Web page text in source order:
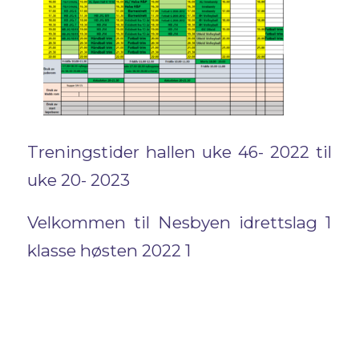
Treningstider hallen uke 46- 2022 til
uke 20- 2023
Velkommen til Nesbyen idrettslag 1
klasse høsten 2022 1